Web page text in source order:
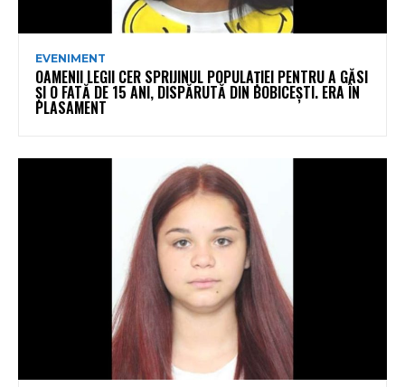
EVENIMENT
OAMENII LEGII CER SPRIJINUL POPULAȚIEI PENTRU A GĂSI
ȘI O FATĂ DE 15 ANI, DISPĂRUTĂ DIN BOBICEȘTI. ERA ÎN
PLASAMENT